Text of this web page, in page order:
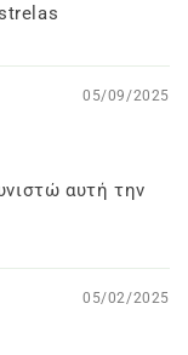
05/09/2025
αυτή την
05/02/2025